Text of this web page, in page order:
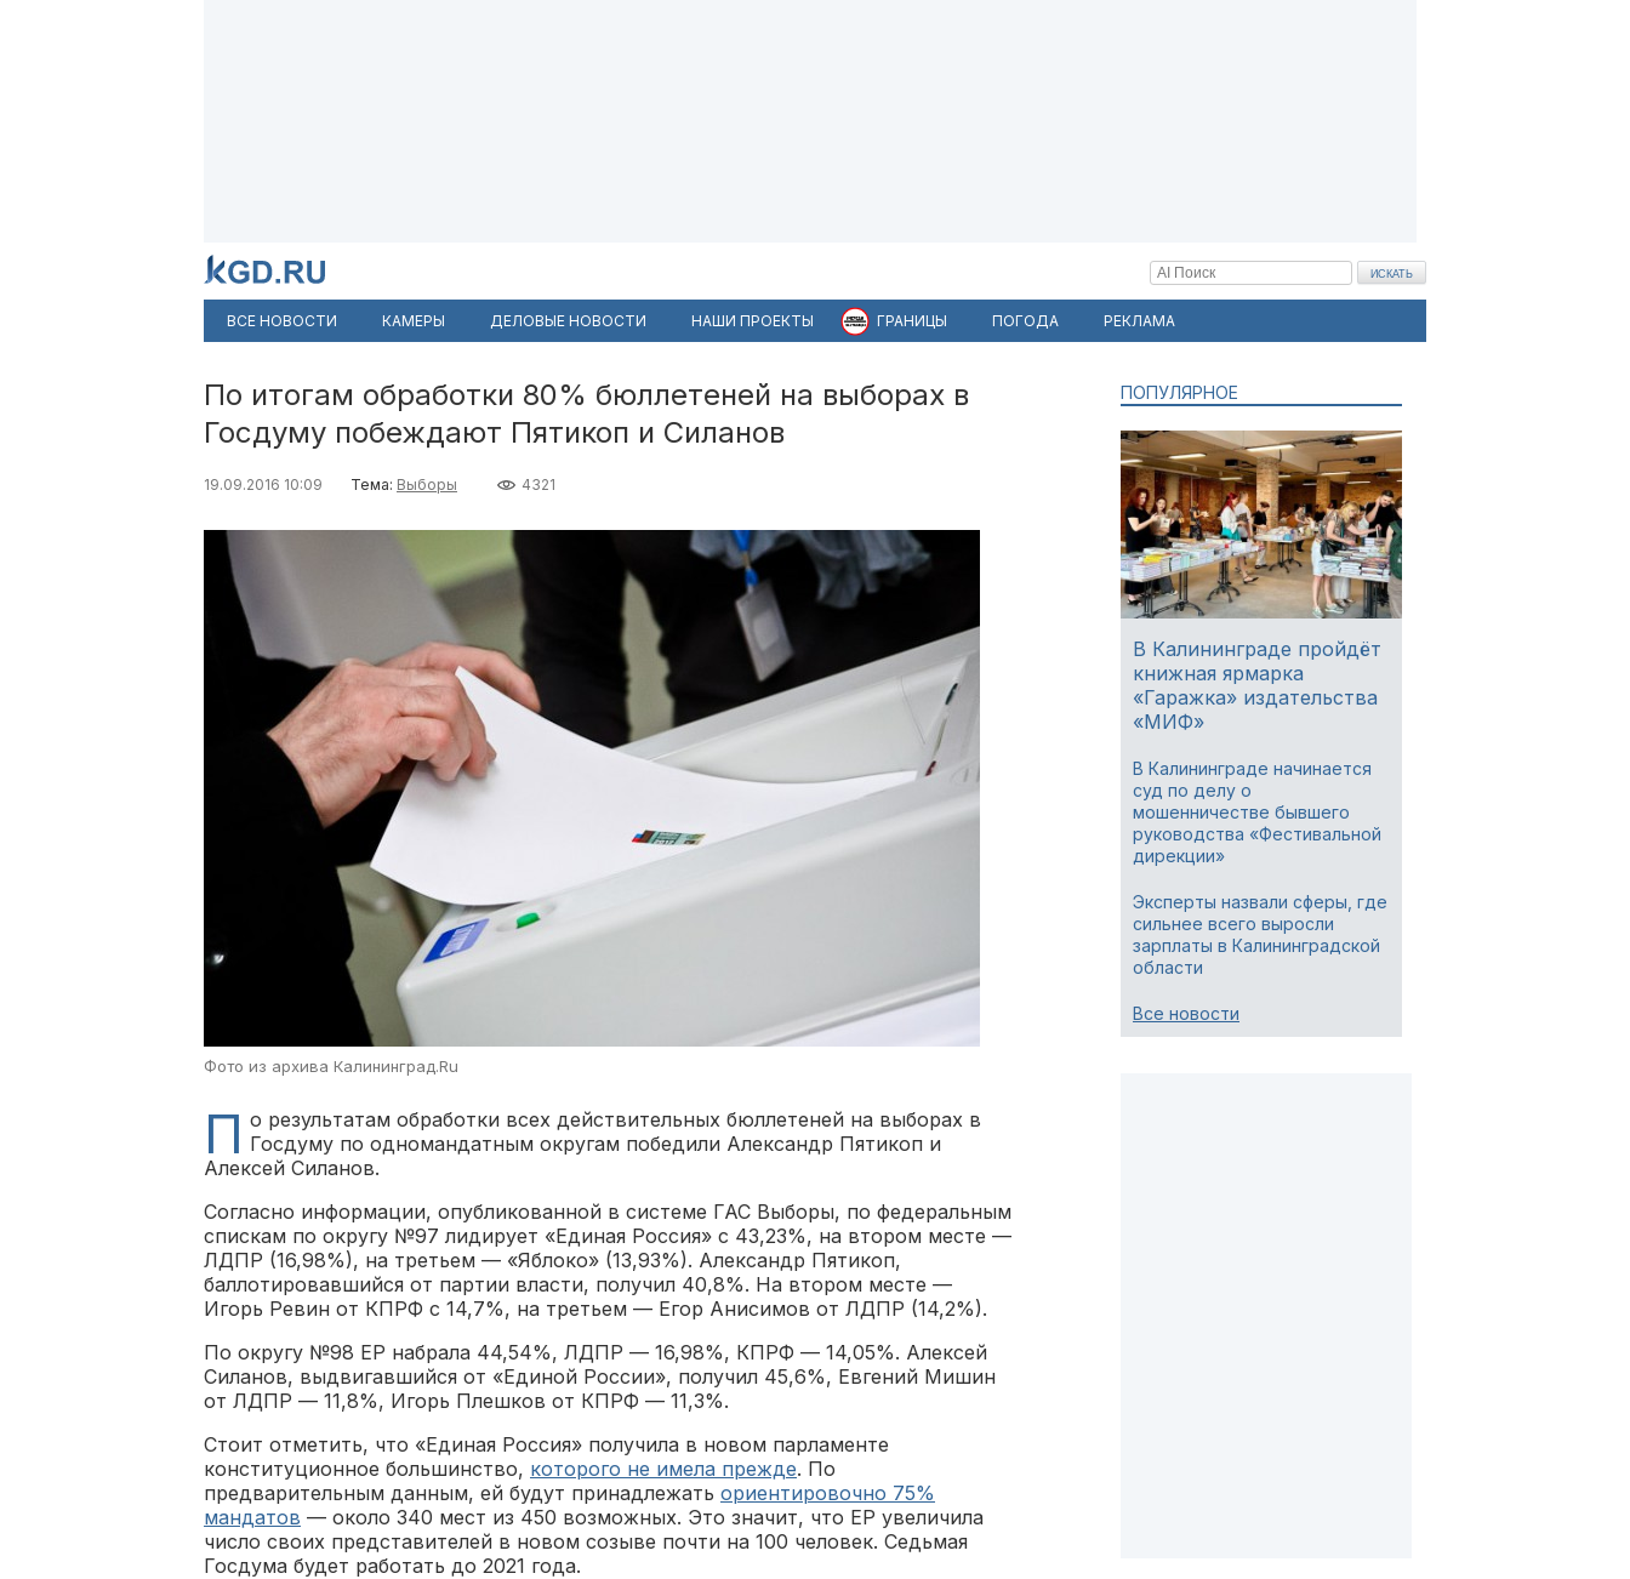
ВСЕ НОВОСТИ КАМЕРЫ ДЕЛОВЫЕ НОВОСТИ НАШИ ПРОЕКТЫ ГРАНИЦЫ ПОГОДА РЕКЛАМА
По итогам обработки 80% бюллетеней на выборах в
Госдуму побеждают Пятикоп и Силанов
19.09.2016 10:09 Тема: Выборы 4321
Фото из архива Калининград.Ru
П о результатам обработки всех действительных бюллетеней на выборах в
Госдуму по одномандатным округам победили Александр Пятикоп и
Алексей Силанов.
Согласно информации, опубликованной в системе ГАС Выборы, по федеральным
спискам по округу №97 лидирует «Единая Россия» с 43,23%, на втором месте —
ЛДПР (16,98%), на третьем — «Яблоко» (13,93%). Александр Пятикоп,
баллотировавшийся от партии власти, получил 40,8%. На втором месте —
Игорь Ревин от КПРФ с 14,7%, на третьем — Егор Анисимов от ЛДПР (14,2%).
По округу №98 ЕР набрала 44,54%, ЛДПР — 16,98%, КПРФ — 14,05%. Алексей
Силанов, выдвигавшийся от «Единой России», получил 45,6%, Евгений Мишин
от ЛДПР — 11,8%, Игорь Плешков от КПРФ — 11,3%.
Стоит отметить, что «Единая Россия» получила в новом парламенте
конституционное большинство, которого не имела прежде. По
предварительным данным, ей будут принадлежать ориентировочно 75%
мандатов — около 340 мест из 450 возможных. Это значит, что ЕР увеличила
число своих представителей в новом созыве почти на 100 человек. Седьмая
Госдума будет работать до 2021 года.
ПОПУЛЯРНОЕ
В Калининграде пройдёт
книжная ярмарка
«Гаражка» издательства
«МИФ»
В Калининграде начинается
суд по делу о
мошенничестве бывшего
руководства «Фестивальной
дирекции»
Эксперты назвали сферы, где
сильнее всего выросли
зарплаты в Калининградской
области
Все новости